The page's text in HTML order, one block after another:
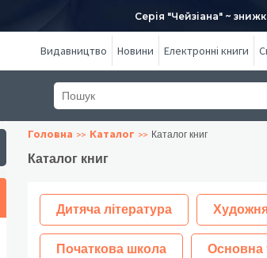
Серія "Чейзіана" ~
Видавництво Новини Електронні книги
Головна Каталог Каталог книг
Каталог книг
Дитяча література Художня
Початкова школа Основна